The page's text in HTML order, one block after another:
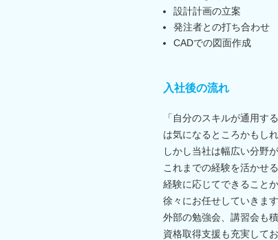
設計計画の立案
発注者との打ち合わせ
CADでの図面作成
入社後の流れ
「自分のスキルが通用す
は気になるところかもしれ
しかし当社は幅広い分野
これまでの経験を活かせ
経験に応じてできること
徐々にお任せしていきます
外部の勉強会、講習会も
資格取得支援も充実して